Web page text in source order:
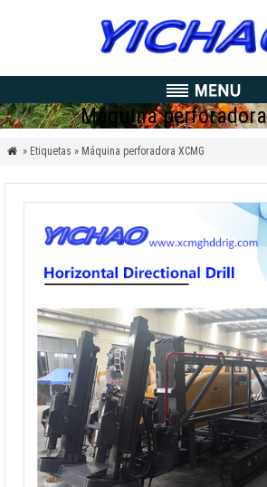
Máquina perforadora
 » Etiquetas » Máquina perforadora XCMG